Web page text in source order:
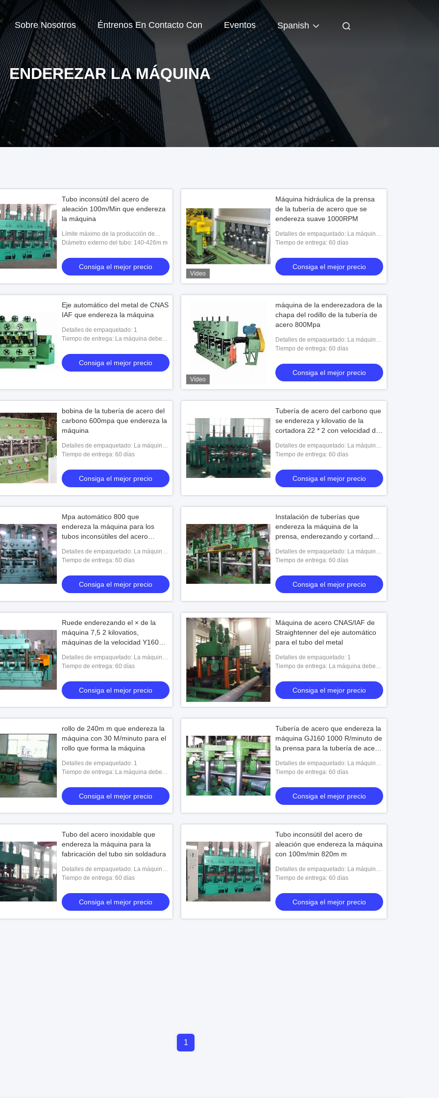
Sobre Nosotros Éntrenos En Contacto Con Eventos Spanish
ENDEREZAR LA MÁQUINA
que endereza la
Tubo inconsútil del acero de
aleación 100m/Min que endereza
la máquina
Límite máximo de la producción de
material: 1100MPA
Diámetro externo del tubo: 140-426m m
Consiga el mejor precio
Vídeo
Máquina hidráulica de la prensa
de la tubería de acero que se
endereza suave 1000RPM
Detalles de empaquetado: La máquina
debe ser totalmente prueba del moho
prueba del mo
Tiempo de entrega: 60 días
Consiga el mejor precio
Eje automático del metal de CNAS
IAF que endereza la máquina
Detalles de empaquetado: 1
Tiempo de entrega: La máquina debe
y pintada usando la capa de la prueba
del moConsiga el mejor precio
Vídeo
máquina de la enderezadora de la
chapa del rodillo de la tubería de
acero 800Mpa
Detalles de empaquetado: La máquina
debe ser totalmente prueba del moho
prueba del mo
Tiempo de entrega: 60 días
Consiga el mejor precio
bobina de la tubería de acero del
carbono 600mpa que endereza la
máquina
Detalles de empaquetado: La máquina
debe ser totalmente prueba del moho
prueba del mo
Tiempo de entrega: 60 días
Consiga el mejor precio
Tubería de acero del carbono que
se endereza y kilovatio de la
cortadora 22 * 2 con velocidad de
Detalles de empaquetado: La máquina
debe ser totalmente prueba del moho
pintura de la
Tiempo de entrega: 60 días
Consiga el mejor precio
Mpa automático 800 que
endereza la máquina para los
tubos inconsútiles del acero
Detalles de empaquetado: La máquina
debe ser totalmente prueba del moho
pintura de la
Tiempo de entrega: 60 días
Consiga el mejor precio
Instalación de tuberías que
endereza la máquina de la
prensa, enderezando y cortando
Detalles de empaquetado: La máquina
debe ser totalmente prueba del moho
pintura de la
Tiempo de entrega: 60 días
Consiga el mejor precio
Ruede enderezando el × de la
máquina 7,5 2 kilovatios,
máquinas de la velocidad Y160M-
Detalles de empaquetado: La máquina
debe ser totalmente prueba del moho
pintura de la
Tiempo de entrega: 60 días
Consiga el mejor precio
Máquina de acero CNAS/IAF de
Straightenner del eje automático
para el tubo del metal
Detalles de empaquetado: 1
Tiempo de entrega: La máquina debe
y pintada usando la capa y la pintura de
la
Consiga el mejor precio
rollo de 240m m que endereza la
máquina con 30 M/minuto para el
rollo que forma la máquina
Detalles de empaquetado: 1
Tiempo de entrega: La máquina debe
y pintada usando la capa y la pintura de
la
Consiga el mejor precio
Tubería de acero que endereza la
máquina GJ160 1000 R/minuto de
la prensa para la tubería de acero
Detalles de empaquetado: La máquina
debe ser totalmente prueba del moho
pintura de la
Tiempo de entrega: 60 días
Consiga el mejor precio
Tubo del acero inoxidable que
endereza la máquina para la
fabricación del tubo sin soldadura
Detalles de empaquetado: La máquina
debe ser totalmente prueba del moho
pintura de la
Tiempo de entrega: 60 días
Consiga el mejor precio
Tubo inconsútil del acero de
aleación que endereza la máquina
con 100m/min 820m m
Detalles de empaquetado: La máquina
debe ser totalmente prueba del moho
pintura de la
Tiempo de entrega: 60 días
Consiga el mejor precio
1